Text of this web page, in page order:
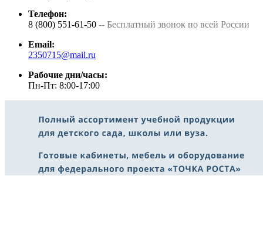
Телефон:
8 (800) 551-61-50 -- Бесплатный звонок по всей России
Email:
2350715@mail.ru
Рабочие дни/часы:
Пн-Пт: 8:00-17:00